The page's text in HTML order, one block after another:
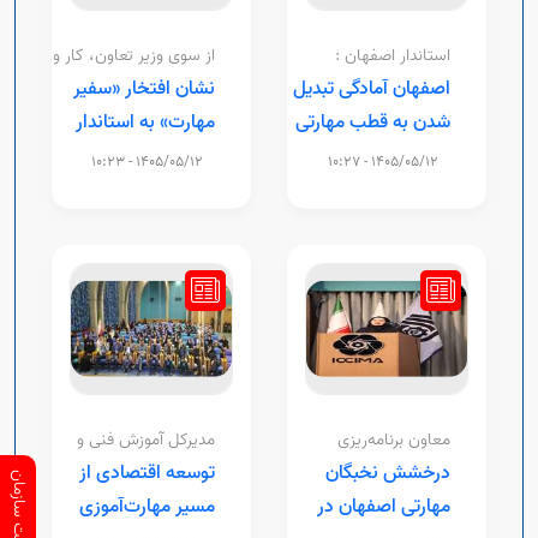
استاندار اصفهان :
اصفهان آمادگی تبدیل
شدن به قطب مهارتی
و کارآفرینی کشور را
1405/05/12 - 10:27
از سوی وزیر تعاون، کار و
رفاه اجتماعی؛
نشان افتخار «سفیر
مهارت» به استاندار
اصفهان اهدا شد
1405/05/12 - 10:23
معاون برنامه‌ریزی
راهبردی و صلاحیت
حرفه‌ای سازمان آموزش
فنی و حرفه‌ای کشور :
درخشش نخبگان
مهارتی اصفهان در
مدیرکل آموزش فنی و
حرفه‌ای اصفهان:
توسعه اقتصادی از
مسیر مهارت‌آموزی